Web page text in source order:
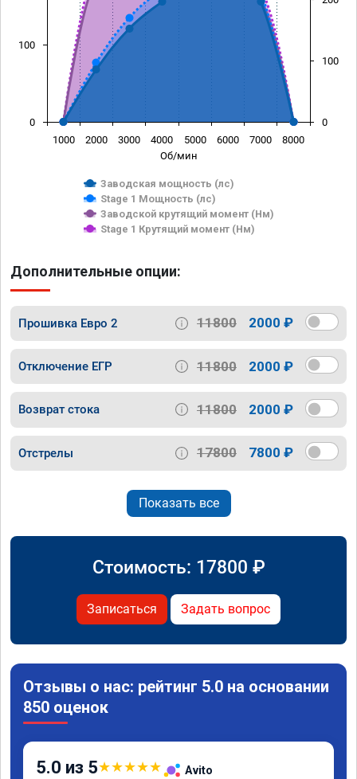
Об/мин
Заводская мощность (лс)
Stage 1 Мощность (лс)
Заводской крутящий момент (Нм)
Stage 1 Крутящий момент (Нм)
1000 2000 3000 4000 5000 6000 7000 8000
0
100
0
100
Дополнительные опции:
Прошивка Евро 2 11800 2000 ₽
Отключение ЕГР 11800 2000 ₽
Возврат стока 11800 2000 ₽
Отстрелы 17800 7800 ₽
Показать все
Стоимость: 17800 ₽
Записаться Задать вопрос
Отзывы о нас: рейтинг 5.0 на основании
850 оценок
5.0 из 5★★★★★ Avito